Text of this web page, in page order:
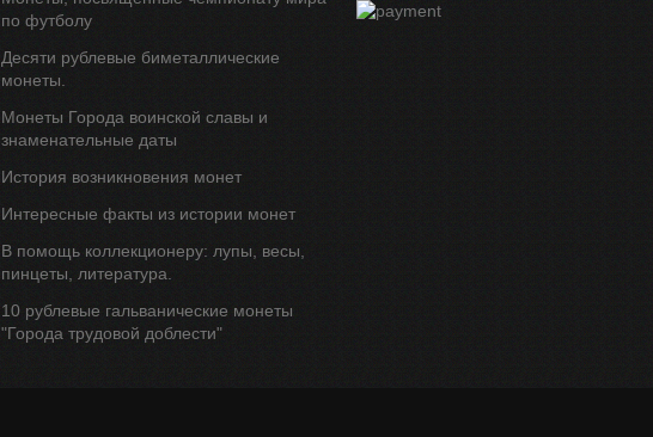
по футболу
Десяти рублевые биметаллические
монеты.
Монеты Города воинской славы и
знаменательные даты
История возникновения монет
Интересные факты из истории монет
В помощь коллекционеру: лупы, весы,
пинцеты, литература.
10 рублевые гальванические монеты
"Города трудовой доблести"